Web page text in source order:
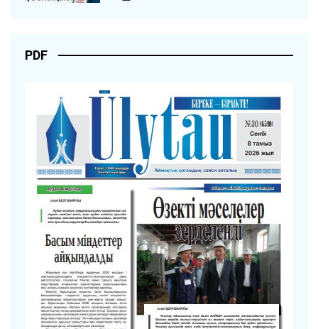
PDF